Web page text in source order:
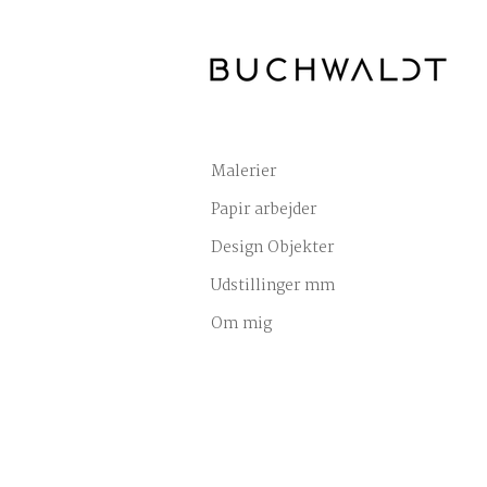
Malerier
Papir arbejder
Design Objekter
Udstillinger mm
Om mig